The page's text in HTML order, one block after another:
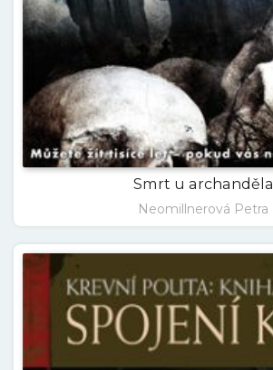
Smrt u archanděla
Neomillnerová Petra